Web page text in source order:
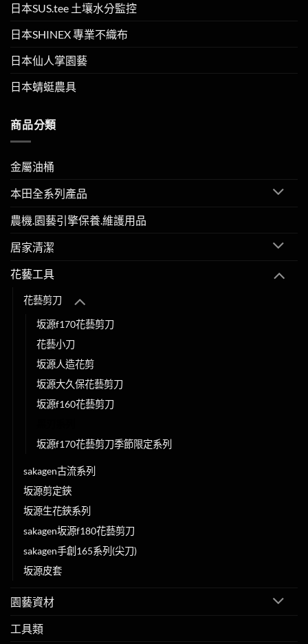
日本SUS.tee 土壤水分監控
日本SHINEX 專業不織布
日本仙人掌園藝
日本蜻蜓農具
商品分類
金屬油桶
本田全系列產品
農機.園藝引擎保養.維護用品
居家清潔
花藝工具
花藝剪刀
坂源f170花藝剪刀
花藝小刀
坂源人造花剪
坂源大久保花藝剪刀
坂源f160花藝剪刀
坂源f170花藝剪刀季節限定系列
sakagen古流系列
坂源剪定鋏
坂源生花鋏系列
sakagen坂源f180花藝剪刀
sakagen手創165系列(尖刀)
坂源皮套
園藝資材
工具類